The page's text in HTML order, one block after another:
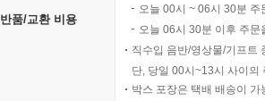
반품/교환 비용
오늘 00시 ~ 06시 30분
오늘 06시 30분 이후 주
직수입 음반/영상물/기프트
단, 당일 00시~13시 사이의
박스 포장은 택배 배송이